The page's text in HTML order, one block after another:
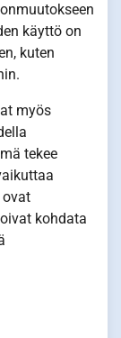
käyttö on
kuten
myös
tekee
ovat
kohdata